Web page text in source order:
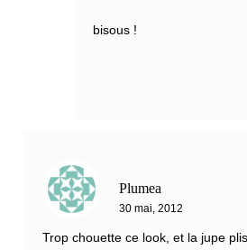
bisous !
Plumea
30 mai, 2012
Trop chouette ce look, et la jupe